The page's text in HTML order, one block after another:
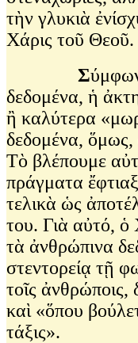
τὴν γλυκιὰ
Χάρις τοῦ Θεοῦ.
Σ
δεδομένα, ἡ
ἢ καλύτερα
δεδομένα,
Τὸ βλέπουμε
πράγματα
τελικὰ ὡς
του. Γιὰ αὐτό, ὁ
τὰ ἀνθρώπινα
στεντορείᾳ τῇ
τοῖς
καὶ «ὅπου
τάξις».